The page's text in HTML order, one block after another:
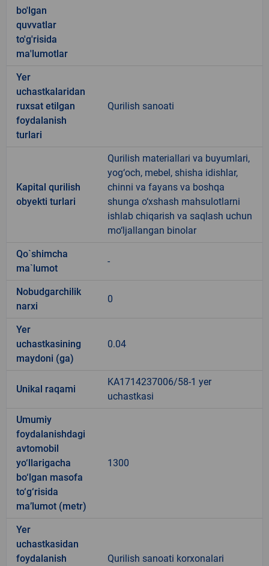
bo'lgan
quvvatlar
to'g'risida
ma'lumotlar
Yer
uchastkalaridan
ruxsat etilgan
foydalanish
turlari
Qurilish sanoati
Kapital qurilish
obyekti turlari
Qurilish materiallari va buyumlari,
yog‘och, mebel, shisha idishlar,
chinni va fayans va boshqa
shunga o‘xshash mahsulotlarni
ishlab chiqarish va saqlash uchun
mo‘ljallangan binolar
Qo`shimcha
ma`lumot
-
Nobudgarchilik
narxi
0
Yer
uchastkasining
maydoni (ga)
0.04
Unikal raqami
KA1714237006/58-1 yer
uchastkasi
Umumiy
foydalanishdagi
avtomobil
yo‘llarigacha
bo‘lgan masofa
to‘g‘risida
ma’lumot (metr)
1300
Yer
uchastkasidan
foydalanish
Qurilish sanoati korxonalari